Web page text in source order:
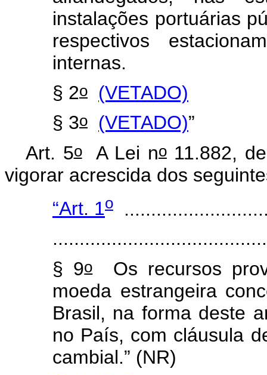
instalações portuárias
respectivos
internas.
§ 2o
(VETADO)
§ 3o (VETADO)”
Art. 5oA Lei no11.882,
vigorar acrescida dos
“Art. 1o
§ 9oOs recursos
moeda estrangeira
Brasil, na forma deste
no País, com cláusula
cambial.” (NR)